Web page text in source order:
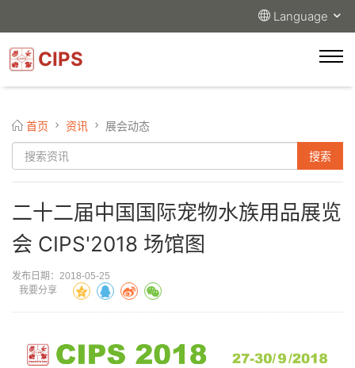
Language
CIPS
首页 资讯 展会动态
二十二届中国国际宠物水族用品展览
会 CIPS'2018 场馆图
发布日期：2018-05-25
我要分享